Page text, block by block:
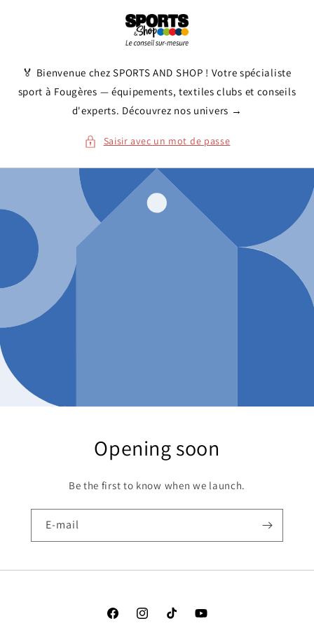
🏅 Bienvenue chez SPORTS AND SHOP ! Votre spécialiste
sport à Fougères — équipements, textiles clubs et conseils
d'experts. Découvrez nos univers →
Saisir avec un mot de passe
Opening soon
Be the first to know when we launch.
E-mail
FacebookInstagramTikTok YouTube